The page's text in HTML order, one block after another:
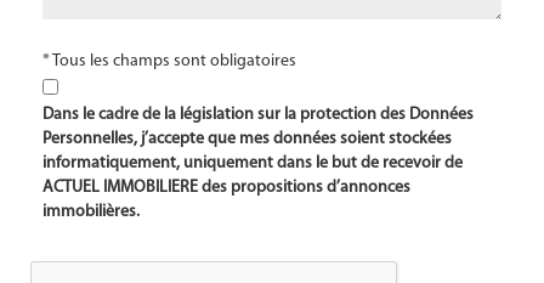
* Tous les champs sont obligatoires
Dans le cadre de la législation sur la protection des Données
Personnelles, j’accepte que mes données soient stockées
informatiquement, uniquement dans le but de recevoir de
ACTUEL IMMOBILIERE des propositions d’annonces
immobilières.